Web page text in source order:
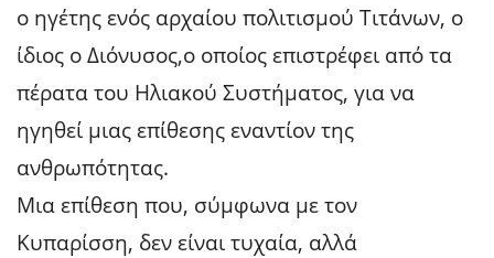
ο ηγέτης ενός αρχαίου πολιτισμού Τιτάνων, ο
ίδιος ο Διόνυσος,ο οποίος επιστρέφει από τα
πέρατα του Ηλιακού Συστήματος, για να
ηγηθεί μιας επίθεσης εναντίον της
ανθρωπότητας.
Μια επίθεση που, σύμφωνα με τον
Κυπαρίσση, δεν είναι τυχαία, αλλά